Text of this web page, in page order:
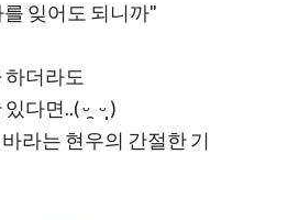
잊어도 되니까"
하더라도
다면..( ᵕ ̯ ᵕ̩̩ )
라는 현우의 간절한 기